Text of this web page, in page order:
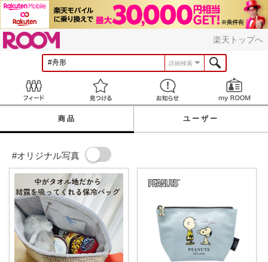
楽天トップへ
詳細検索
見つける お知らせ
商品 ユーザー
#オリジナル写真